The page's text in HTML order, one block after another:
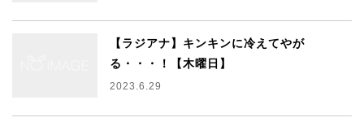
【ラジアナ】キンキンに冷えてやが
る・・・！【木曜日】
2023.6.29